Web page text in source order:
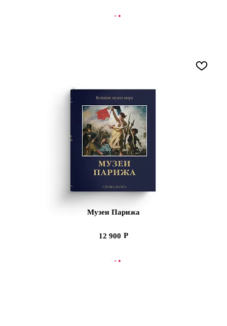
СООБЩИТЬ О ПОСТУПЛЕНИИ
Музеи Парижа
12 900
СООБЩИТЬ О ПОСТУПЛЕНИИ